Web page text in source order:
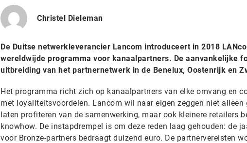
Christel Dieleman
De Duitse netwerkleverancier Lancom introduceert in 2018
wereldwijde programma voor kanaalpartners. De aanvankelijke
uitbreiding van het partnernetwerk in de Benelux, Oostenrijk en
Het programma richt zich op kanaalpartners van elke omvang en
met loyaliteitsvoordelen. Lancom wil naar eigen zeggen niet alleen
laten profiteren van de samenwerking, maar ook kleinere retailers
knowhow. De instapdrempel is om deze reden laag gehouden: de
voor Bronze-partners bedraagt duizend euro. De partnervereisten